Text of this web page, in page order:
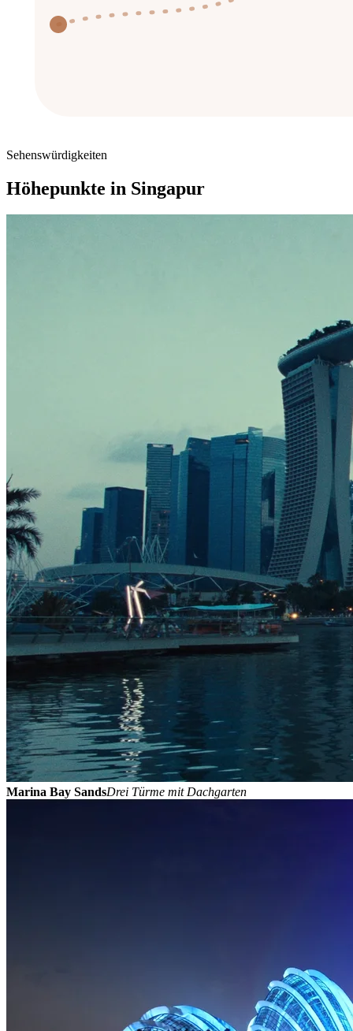
Sehenswürdigkeiten
Höhepunkte in Singapur
Marina Bay SandsDrei Türme mit Dachgarten